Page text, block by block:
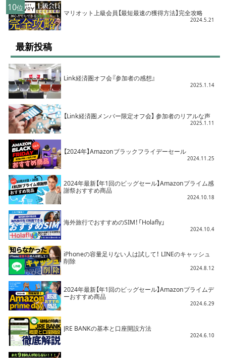
10位
マリオット上級会員【最短最速の獲得方法】完全攻略
2024.5.21
最新投稿
Link経済圏オフ会『参加者の感想』
2025.1.14
【Link経済圏メンバー限定オフ会】 参加者のリアルな声
2025.1.11
【2024年】Amazonブラックフライデーセール
2024.11.25
2024年最新【年1回のビッグセール】Amazonプライム感
謝祭おすすめ商品
2024.10.18
海外旅行でおすすめのSIM！「Holafly」
2024.10.4
iPhoneの容量足りない人は試して！ LINEのキャッシュ
削除
2024.8.12
2024年最新【年1回のビッグセール】Amazonプライムデ
ーおすすめ商品
2024.6.29
JRE BANKの基本と口座開設方法
2024.6.10